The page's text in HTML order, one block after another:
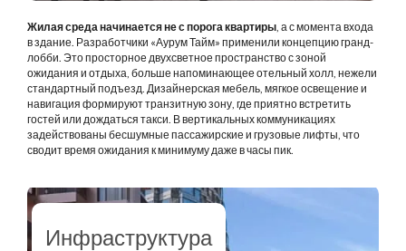
Жилая среда начинается не с порога квартиры, а с момента входа
в здание. Разработчики «Аурум Тайм» применили концепцию гранд-
лобби. Это просторное двухсветное пространство с зоной
ожидания и отдыха, больше напоминающее отельный холл, нежели
стандартный подъезд. Дизайнерская мебель, мягкое освещение и
навигация формируют транзитную зону, где приятно встретить
гостей или дождаться такси. В вертикальных коммуникациях
задействованы бесшумные пассажирские и грузовые лифты, что
сводит время ожидания к минимуму даже в часы пик.
Инфраструктура